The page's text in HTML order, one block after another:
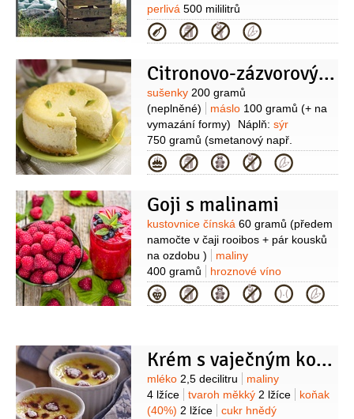
perlivá 500 mililitrů
Kategorie
Citronovo-zázvorový cheesecake
Suroviny
sušenky 200 gramů
(neplněné)
máslo 100 gramů (+ na
vymazání formy)
Náplň: sýr
750 gramů (smetanový např.
mascarpone)
vejce4 kusy
krupice150 gramů
pudinkový prášek
citronová (z 1 citronu)
zázvor
10 gramů
(čerstvý
nastrouhaný)
vanilkový lusk 1 kus
(lze vynechat)
Omáčka:
250 gramů (mražené)
voda
250 mililitrů
cukr moučkový
100 gramů
moučka kukuřičná
Kategorie
Goji s malinami
Suroviny
kustovnice čínská 60 gramů (předem
namočte v čaji rooibos + pár kousků
na ozdobu )
maliny
400 gramů
hroznové víno
150 gramů
med 2 lžíce
ledová tříšť
(případně mléko nebo vanilková
Kategorie
Krém s vaječným koňakem a malinami
Suroviny
mléko 2,5 decilitru
maliny
4 lžíce
tvaroh měkký 2 lžíce
koňak
(40%) 2 lžíce
cukr hnědý